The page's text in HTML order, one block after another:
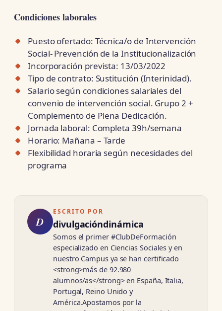
Condiciones laborales
Puesto ofertado: Técnica/o de Intervención
Social- Prevención de la Institucionalización
Incorporación prevista: 13/03/2022
Tipo de contrato: Sustitución (Interinidad).
Salario según condiciones salariales del
convenio de intervención social. Grupo 2 +
Complemento de Plena Dedicación.
Jornada laboral: Completa 39h/semana
Horario: Mañana – Tarde
Flexibilidad horaria según necesidades del
programa
D
ESCRITO POR
divulgacióndinámica
Somos el primer #ClubDeFormación
especializado en Ciencias Sociales y en
nuestro Campus ya se han certificado
<strong>más de 92.980
alumnos/as</strong> en España, Italia,
Portugal, Reino Unido y
América.Apostamos por la